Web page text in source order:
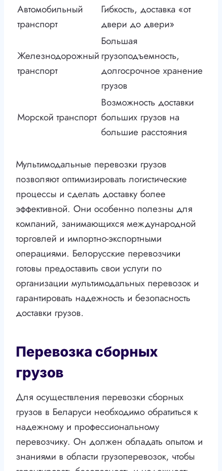
Автомобильный
транспорт
Гибкость, доставка «от
двери до двери»
Железнодорожный
транспорт
Большая
грузоподъемность,
долгосрочное хранение
грузов
Морской транспорт
Возможность доставки
больших грузов на
большие расстояния
Мультимодальные перевозки грузов
позволяют оптимизировать логистические
процессы и сделать доставку более
эффективной. Они особенно полезны для
компаний, занимающихся международной
торговлей и импортно-экспортными
операциями. Белорусские перевозчики
готовы предоставить свои услуги по
организации мультимодальных перевозок и
гарантировать надежность и безопасность
доставки грузов.
Перевозка сборных
грузов
Для осуществления перевозки сборных
грузов в Беларуси необходимо обратиться к
надежному и профессиональному
перевозчику. Он должен обладать опытом и
знаниями в области грузоперевозок, чтобы